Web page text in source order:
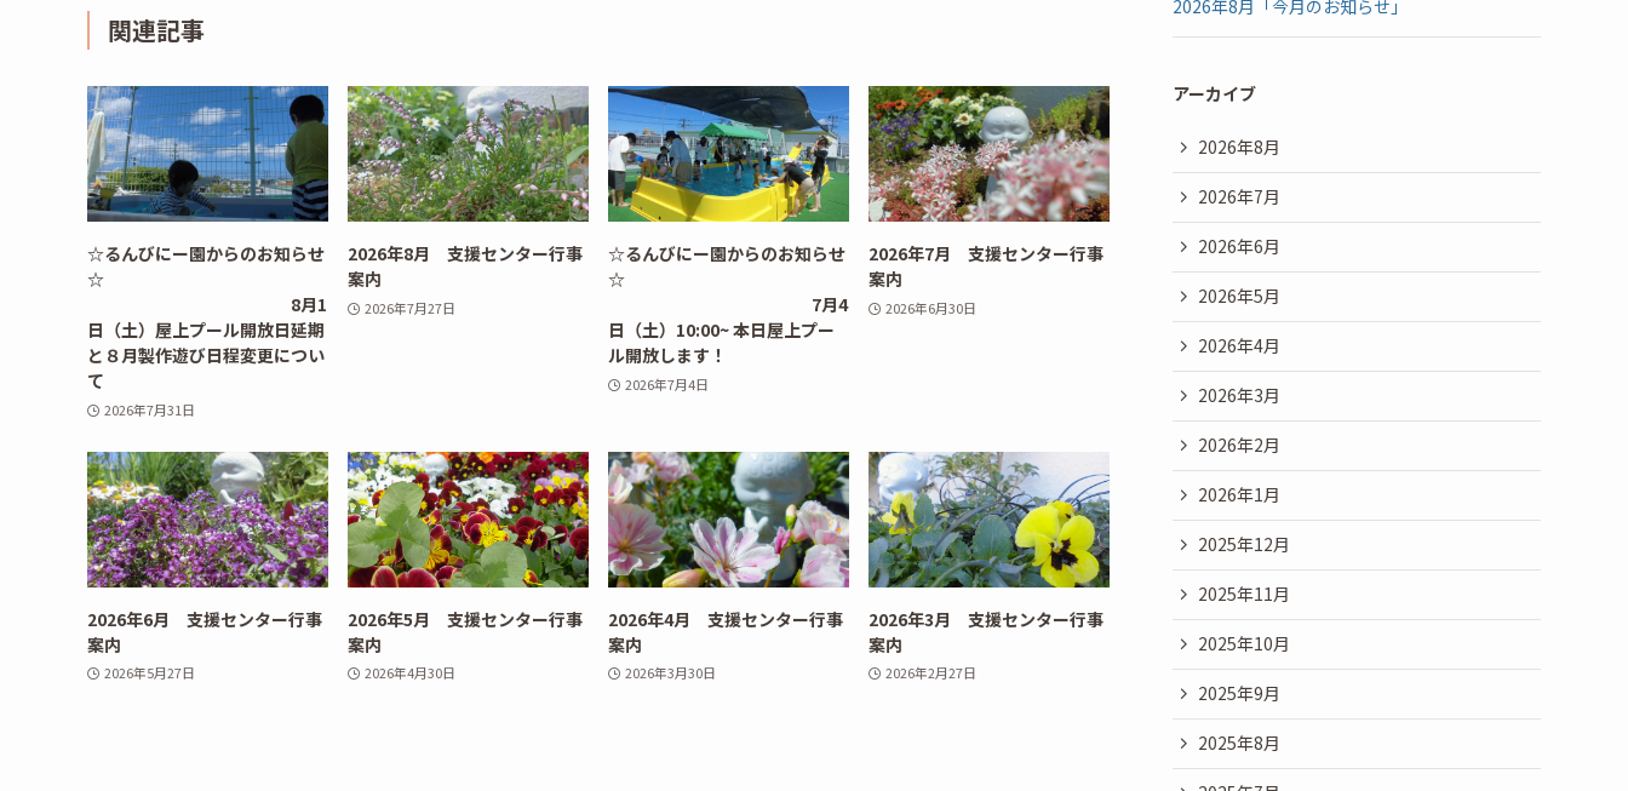
関連記事
☆るんびにー園からのお知らせ
☆
8月1
日（土）屋上プール開放日延期
と８月製作遊び日程変更につい
て
2026年7月31日
2026年8月 支援センター行事
案内
2026年7月27日
☆るんびにー園からのお知らせ
☆
7月4
日（土）10:00~ 本日屋上プー
ル開放します！
2026年7月4日
2026年7月 支援センター行事
案内
2026年6月30日
2026年6月 支援センター行事
案内
2026年5月27日
2026年5月 支援センター行事
案内
2026年4月30日
2026年4月 支援センター行事
案内
2026年3月30日
2026年3月 支援センター行事
案内
2026年2月27日
2026年8月「今月のお知らせ」
アーカイブ
2026年8月
2026年7月
2026年6月
2026年5月
2026年4月
2026年3月
2026年2月
2026年1月
2025年12月
2025年11月
2025年10月
2025年9月
2025年8月